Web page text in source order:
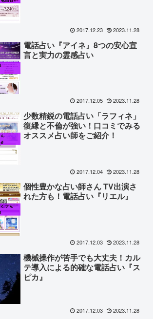
2017.12.23 2023.11.28
電話占い『アイネ』8つの安心宣
言と実力の霊感占い
2017.12.05 2023.11.28
少数精鋭の電話占い「ラフィネ」
復縁と不倫が強い！口コミでみる
オススメ占い師をご紹介！
2017.12.04 2023.11.28
個性豊かな占い師さん TV出演さ
れた方も！電話占い『リエル』
2017.12.03 2023.11.28
機械操作が苦手でも大丈夫！カル
テ導入による的確な電話占い『ス
ピカ』
2017.12.03 2023.11.28